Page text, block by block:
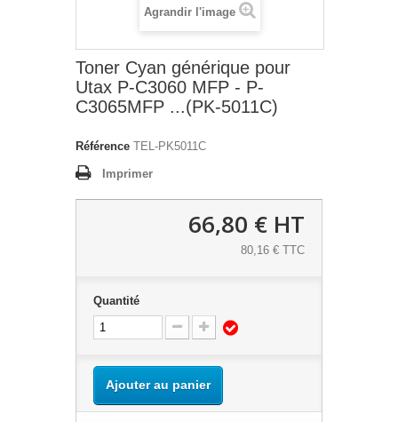
Agrandir l'image
Toner Cyan générique pour
Utax P-C3060 MFP - P-
C3065MFP ...(PK-5011C)
Référence TEL-PK5011C
Imprimer
66,80 € HT
80,16 € TTC
Quantité
Ajouter au panier